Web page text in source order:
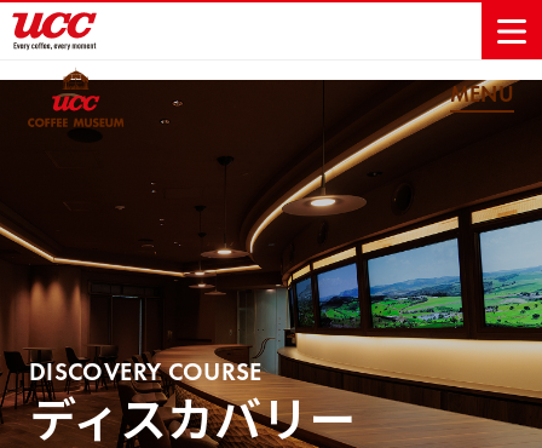
レギュラーコ
インスタント
ドリップポッ
ド
コーヒーギフ
ト
器具・その他
おいしいコー
レシピ UCCラボ
UCCのコーヒ
ーマガジン
おでかけ・イベント情報一覧
UCCコーヒー
工場見学
東京ディズニ
ーリゾート®︎
カフェのお仕
事体験
Sustainability
Vision
サステナビ
リティビジ
ョン
人々を豊かに
する手助けを
サステナブ
自然を豊かに
する手助けを
カーボンニ
ュートラル
ネイチャー
ポジティブ
環境と社会
直営農園
ハワイ
ジャマイカ
Sustainability
サステナビ
リティチャ
会社案内
トップメッ
セージ
パーパス
＆ バリュ
ー
コーポレー
事業内容
コーヒー関
連事業
業務用サー
ビス事業
外食事業
コーヒーマ
UCCの活動
サステナビ
リティ
採用活動
研究活動
UCC神戸コ
ーヒービレ
MENU
DISCOVERY COURSE
ディスカバリー